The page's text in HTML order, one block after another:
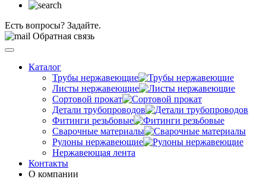
Есть вопросы? Задайте.
Обратная связь
Каталог
Трубы нержавеющие
Листы нержавеющие
Сортовой прокат
Детали трубопроводов
Фитинги резьбовые
Сварочные материалы
Рулоны нержавеющие
Нержавеющая лента
Контакты
О компании